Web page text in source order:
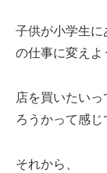
子供が小学生
の仕事に変えよ
店を買いたい
ろうかって感じ
それから、